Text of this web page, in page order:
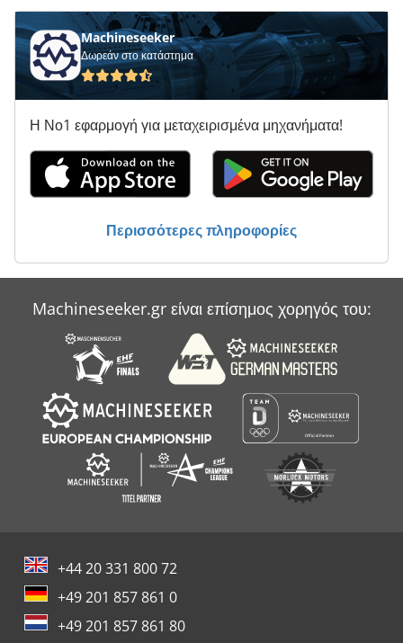
Ράφι Με Εναλλασσόμενες Εικόνες
Συσκευές Καθαρισμού Με Ξηρό Ατμό
Σύστημα Διανομής
Τι Επέκτασης
Machineseeker
Δωρεάν στο κατάστημα
Η Νο1 εφαρμογή για μεταχειρισμένα μηχανήματα!
Περισσότερες πληροφορίες
Machineseeker.gr είναι επίσημος χορηγός του:
+44 20 331 800 72
+49 201 857 861 0
+49 201 857 861 80